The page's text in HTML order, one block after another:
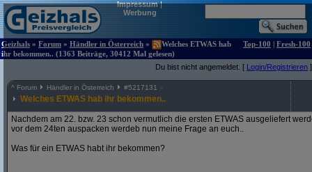
Impressum|
Werbung
Geizhals » Forum » Händler in Österreich »
Welches ETWAS hab
ihr bekommen.. (1363 Beiträge, 30412 Mal gelesen)
Top-100 | Fresh-100
Du bist nicht angemeldet. [ Login/Registrieren ]
^ Forum Händler in Österreich #5217131
Welches ETWAS hab ihr bekommen..
Nachdem am 22. bzw. 23 schon vermutlich die ersten ETWAS ausgeliefert
vor dem 24ten auspacken werdeb nun meine Frage an euch..
Was für ein ETWAS habt ihr bekommen?